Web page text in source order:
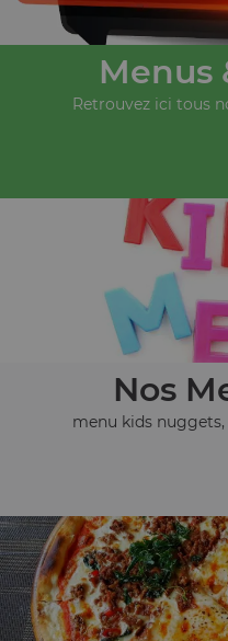
Menus
Retrouvez ici tous
Nos
menu kids